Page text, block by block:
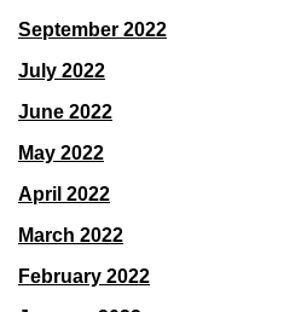
September 2022
July 2022
June 2022
May 2022
April 2022
March 2022
February 2022